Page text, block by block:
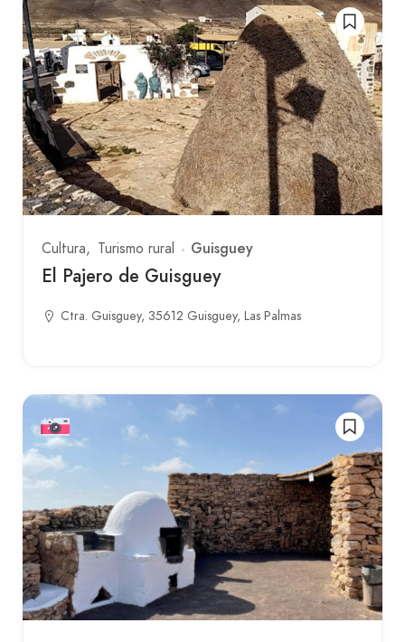
Cultura Turismo rural Guisguey
El Pajero de Guisguey
Ctra. Guisguey, 35612 Guisguey, Las Palmas